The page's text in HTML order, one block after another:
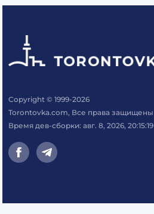
Copyright © 1999-2026
Torontovka.com, Все права защищены
Время дев-сборки: авг. 8, 2026, 20:15:19